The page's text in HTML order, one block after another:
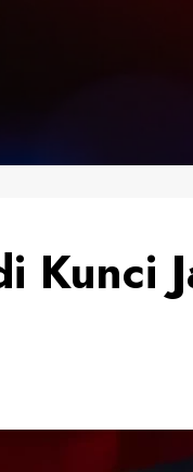
Kunci